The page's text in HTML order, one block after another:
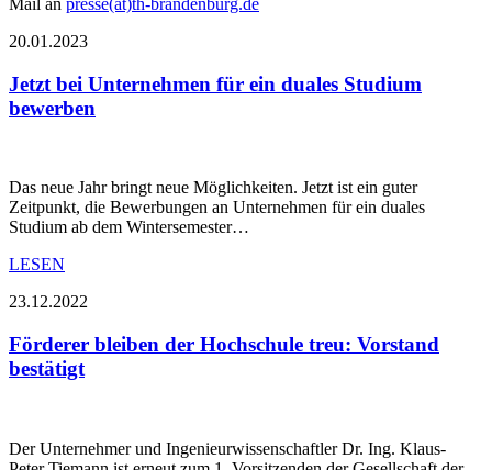
20.01.2023
Jetzt bei Unternehmen für ein duales Studium
bewerben
Das neue Jahr bringt neue Möglichkeiten. Jetzt ist ein guter
Zeitpunkt, die Bewerbungen an Unternehmen für ein duales
Studium ab dem Wintersemester…
LESEN
23.12.2022
Förderer bleiben der Hochschule treu: Vorstand
bestätigt
Der Unternehmer und Ingenieurwissenschaftler Dr. Ing. Klaus-